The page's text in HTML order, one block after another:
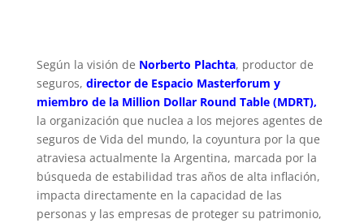
Según la visión de Norberto Plachta, productor de
seguros, director de Espacio Masterforum y
miembro de la Million Dollar Round Table (MDRT),
la organización que nuclea a los mejores agentes de
seguros de Vida del mundo, la coyuntura por la que
atraviesa actualmente la Argentina, marcada por la
búsqueda de estabilidad tras años de alta inflación,
impacta directamente en la capacidad de las
personas y las empresas de proteger su patrimonio,